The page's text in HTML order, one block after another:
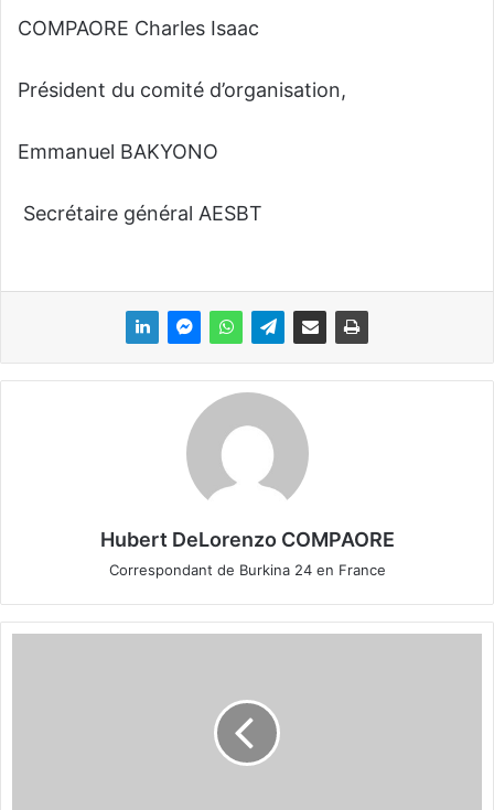
COMPAORE Charles Isaac
Président du comité d’organisation,
Emmanuel BAKYONO
Secrétaire général AESBT
Hubert DeLorenzo COMPAORE
Correspondant de Burkina 24 en France